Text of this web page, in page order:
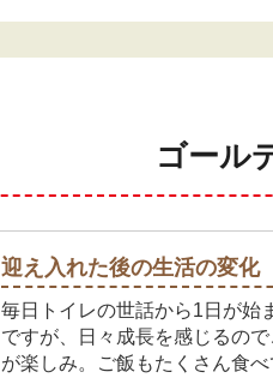
ゴール
迎え入れた後の生活の変化
毎日トイレの世話から1日が始
ですが、日々成長を感じるの
が楽しみ。ご飯もたくさん食